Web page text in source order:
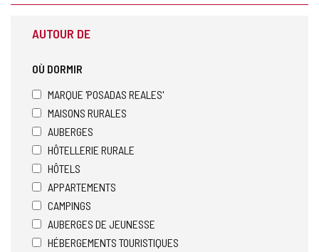
AUTOUR DE
OÙ DORMIR
MARQUE 'POSADAS REALES'
MAISONS RURALES
AUBERGES
HÔTELLERIE RURALE
HÔTELS
APPARTEMENTS
CAMPINGS
AUBERGES DE JEUNESSE
HÉBERGEMENTS TOURISTIQUES